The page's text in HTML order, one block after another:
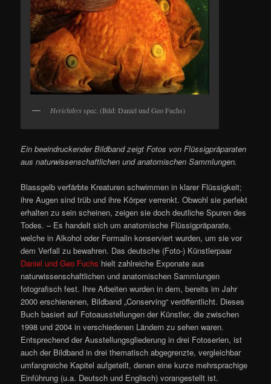
Herichthysspec. (Bild: Daniel und Geo Fuchs)
Ein beeindruckender Bildband zeigt Fotos von Flüssigpräparaten
aus naturwissenschaftlichen und anatomischen Sammlungen.
Blassgelb verfärbte Kreaturen schwimmen in klarer Flüssigkeit;
ihre Augen sind trüb und ihre Körper verrenkt. Obwohl sie perfekt
erhalten zu sein scheinen, zeigen sie doch deutliche Spuren des
Todes. – Es handelt sich um anatomische Flüssigpräparate,
welche in Alkohol oder Formalin konserviert wurden, um sie vor
dem Verfall zu bewahren. Das deutsche (Foto-) Künstlerpaar
Daniel und Geo Fuchs hielt zahlreiche Exponate aus
naturwissenschaftlichen und anatomischen Sammlungen
fotografisch fest. Ihre Arbeiten wurden in dem, bereits im Jahr
2000 erschienenen, Bildband „Conserving“ veröffentlicht. Dieses
Buch basiert auf Fotoausstellungen der Künstler, die zwischen
1998 und 2004 in verschiedenen Ländern zu sehen waren.
Entsprechend der Ausstellungsgliederung in drei Fotoserien, ist
auch der Bildband in drei thematisch abgegrenzte, vergleichbar
umfangreiche Kapitel aufgeteilt, denen eine kurze mehrsprachige
Einführung (u.a. Deutsch und Englisch) vorangestellt ist.